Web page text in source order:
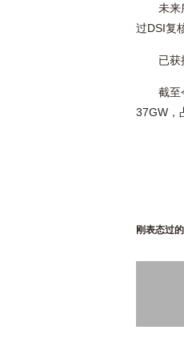
未来
过DSI复
已获
截至
37GW，
刚表态过